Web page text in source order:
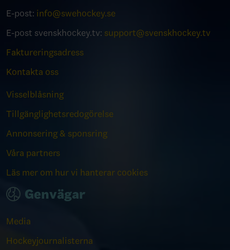
E-post: info@swehockey.se
E-post svenskhockey.tv: support@svenskhockey.tv
Faktureringsadress
Kontakta oss
Visselblåsning
Tillgänglighetsredogörelse
Annonsering & sponsring
Våra partners
Läs mer om hur vi hanterar cookies
Genvägar
Media
Hockeyjournalisterna